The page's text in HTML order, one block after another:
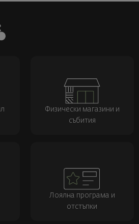
Физически магазини и
събития
Лоялна програма и
отстъпки